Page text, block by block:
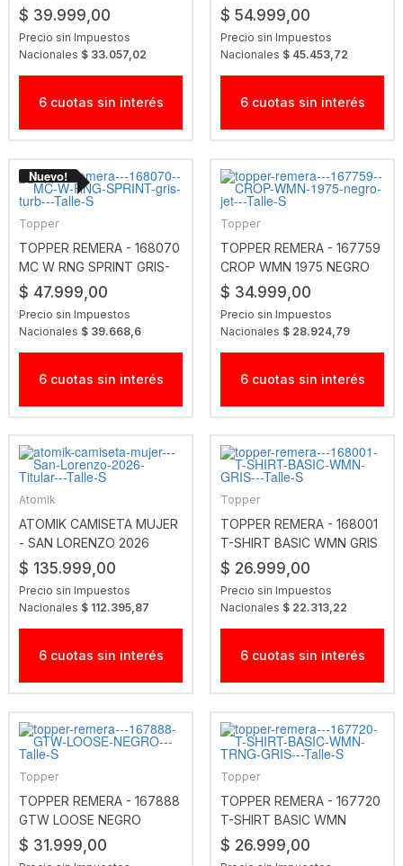
$ 39.999,00
Precio sin Impuestos
Nacionales $ 33.057,02
6 cuotas sin interés
MID
$ 54.999,00
Precio sin Impuestos
Nacionales $ 45.453,72
6 cuotas sin interés
Topper
TOPPER REMERA - 168070
MC W RNG SPRINT GRIS-
TURB
$ 47.999,00
Precio sin Impuestos
Nacionales $ 39.668,6
6 cuotas sin interés
Topper
TOPPER REMERA - 167759
CROP WMN 1975 NEGRO
JET
$ 34.999,00
Precio sin Impuestos
Nacionales $ 28.924,79
6 cuotas sin interés
Atomik
ATOMIK CAMISETA MUJER
- SAN LORENZO 2026
TITULAR
$ 135.999,00
Precio sin Impuestos
Nacionales $ 112.395,87
6 cuotas sin interés
Topper
TOPPER REMERA - 168001
T-SHIRT BASIC WMN GRIS
$ 26.999,00
Precio sin Impuestos
Nacionales $ 22.313,22
6 cuotas sin interés
Topper
TOPPER REMERA - 167888
GTW LOOSE NEGRO
$ 31.999,00
Topper
TOPPER REMERA - 167720
T-SHIRT BASIC WMN
TRNG GRIS
$ 26.999,00